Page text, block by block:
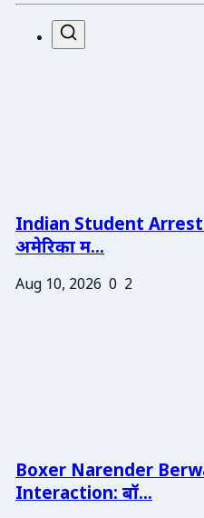
Indian Student
अमेरिका म...
Aug 10, 2026 0 2
Boxer Narender
Interaction: बॉ...